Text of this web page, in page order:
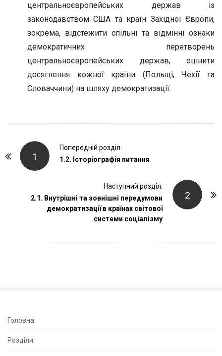
центральноєвропейських держав із
законодавством США та країн Західної Європи,
зокрема, відстежити спільні та відмінні ознаки
демократичних перетворень
центральноєвропейських держав, оцінити
досягнення кожної країни (Польщі, Чехії та
Словаччини) на шляху демократизації.
1
Попередній розділ:
1.2. Історіографія питання
2
Наступний розділ:
2.1. Внутрішні та зовнішні передумови
демократизації в країнах світової
системи соціалізму
S
Головна
Розділи